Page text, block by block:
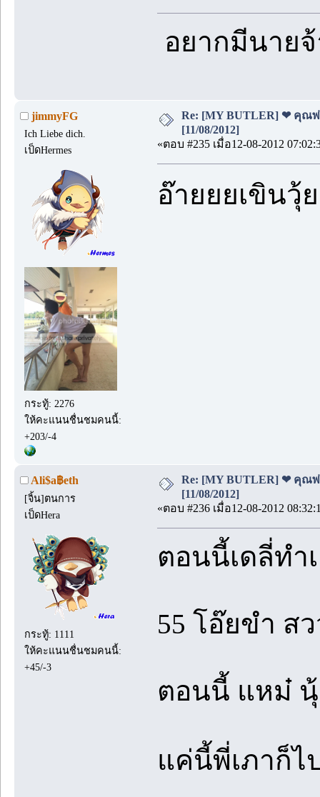
อยากมีนาย
jimmyFG
Ich Liebe dich.
เป็ดHermes
กระทู้: 2276
ให้คะแนนชื่นชมคนนี้:
+203/-4
Re: [MY BUTLER] ❤ คุณพ่
[11/08/2012]
«ตอบ #235 เมื่อ12-08-2012
อ๊ายยยเขินวุ้
Ali$a฿eth
[จิ้น]ตนการ
เป็ดHera
กระทู้: 1111
ให้คะแนนชื่นชมคนนี้:
+45/-3
Re: [MY BUTLER] ❤ คุณพ่
[11/08/2012]
«ตอบ #236 เมื่อ12-08-2012
ตอนนี้เดลี่ทำ
55 โอ๊ยขำ ส
ตอนนี้ แหม๋ นุ้
แค่นี้พี่เภาก็